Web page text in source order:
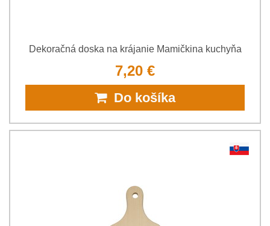
Dekoračná doska na krájanie Mamičkina kuchyňa
7,20 €
Do košíka